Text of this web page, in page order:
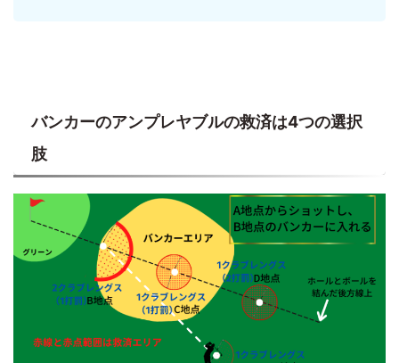
バンカーのアンプレヤブルの救済は4つの選択
肢